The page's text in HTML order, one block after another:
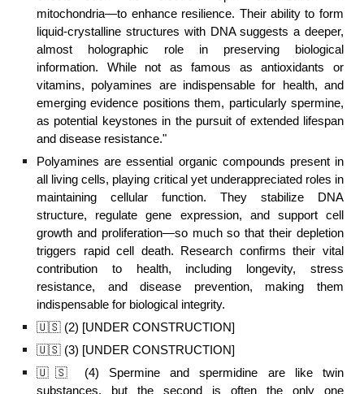
mitochondria—to enhance resilience. Their ability to form
liquid-crystalline structures with DNA suggests a deeper,
almost holographic role in preserving biological
information. While not as famous as antioxidants or
vitamins, polyamines are indispensable for health, and
emerging evidence positions them, particularly spermine,
as potential keystones in the pursuit of extended lifespan
and disease resistance."
Polyamines are essential organic compounds present in
all living cells, playing critical yet underappreciated roles in
maintaining cellular function. They stabilize DNA
structure, regulate gene expression, and support cell
growth and proliferation—so much so that their depletion
triggers rapid cell death. Research confirms their vital
contribution to health, including longevity, stress
resistance, and disease prevention, making them
indispensable for biological integrity.
🇺🇸 (2) [UNDER CONSTRUCTION]
🇺🇸 (3) [UNDER CONSTRUCTION]
🇺🇸
(4) Spermine andspermidine are like twin
substances, butthe second
is often the only one